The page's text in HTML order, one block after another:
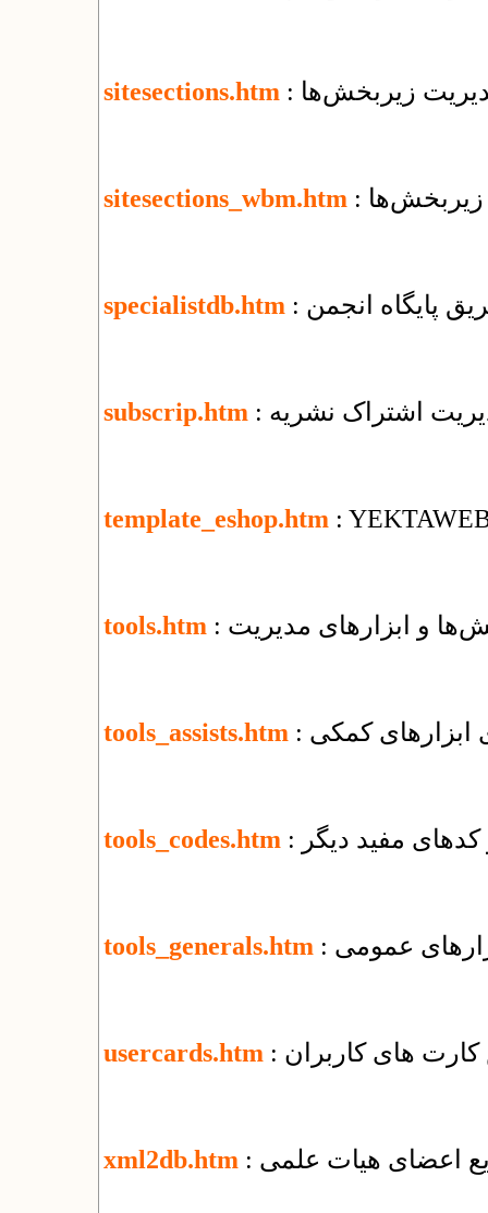
sitesections.htm زیربخش‌ها
sitesections_wbm.htm زیربخش‌ها
specialistdb.htm پایگاه انجمن
subscrip.htm اشتراک نشریه
template_eshop.htm :
tools.htm و ابزارهای مدیریت
tools_assists.htm ابزارهای کمکی
tools_codes.htm کدهای مفید دیگر
tools_generals.htm عمومی
usercards.htm های کاربران
xml2db.htm اعضای هیات علمی